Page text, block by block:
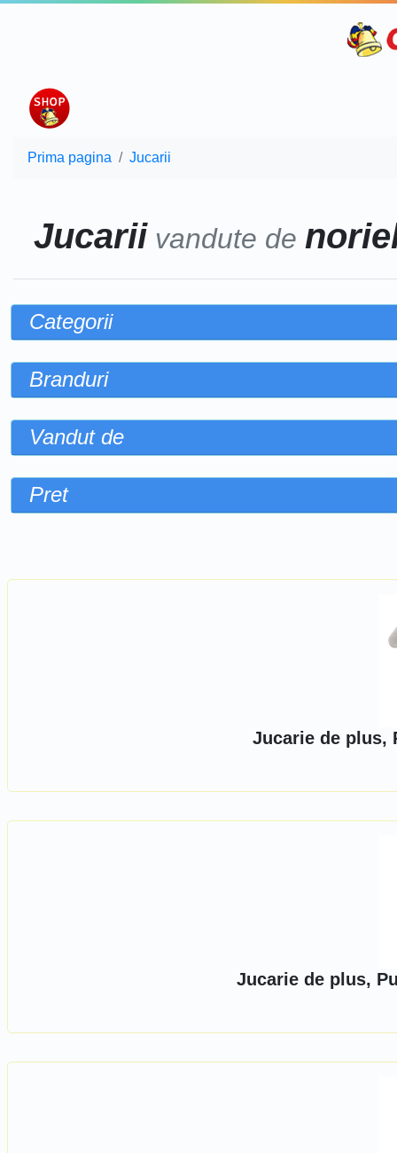
Prima pagina Jucarii
Jucariivandute de
Categorii
Branduri
Vandut de
Pret
Jucarie de plus,
Jucarie de plus,